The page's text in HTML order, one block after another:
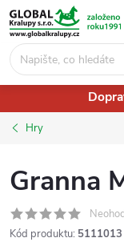
Přejít
na
obsah
Hry
Granna
Kód produktu: 5111013